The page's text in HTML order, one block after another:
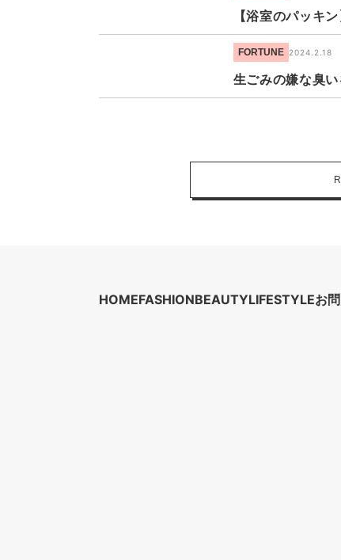
【浴室のパッキ
FORTUNE 2024.2.18
生ごみの嫌な臭
HOMEFASHIONBEAUTYLIFESTYLEお